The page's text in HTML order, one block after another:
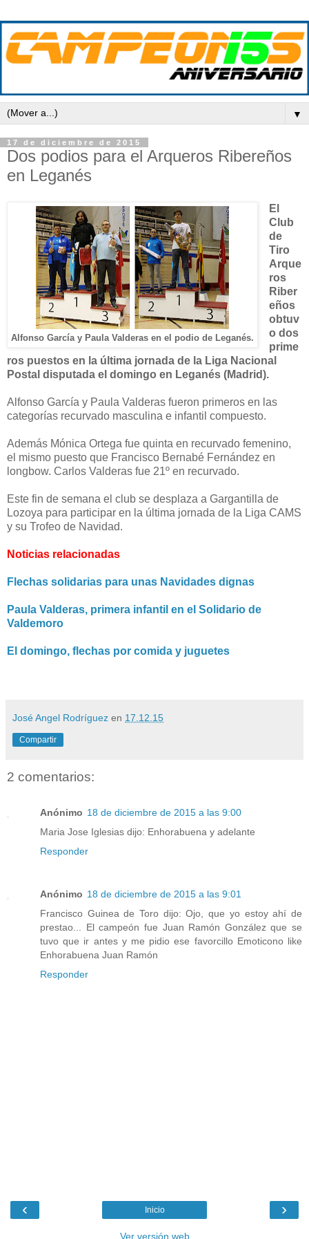
▼
17 de diciembre de 2015
Dos podios para el Arqueros Ribereños
en Leganés
Alfonso García y Paula Valderas en el podio de Leganés.
El
Club
de
Tiro
Arque
ros
Riber
eños
obtuv
o dos
prime
ros puestos en la última jornada de la Liga Nacional
Postal disputada el domingo en Leganés (Madrid).
Alfonso García y Paula Valderas fueron primeros en las
categorías recurvado masculina e infantil compuesto.
Además Mónica Ortega fue quinta en recurvado femenino,
el mismo puesto que Francisco Bernabé Fernández en
longbow. Carlos Valderas fue 21º en recurvado.
Este fin de semana el club se desplaza a Gargantilla de
Lozoya para participar en la última jornada de la Liga CAMS
y su Trofeo de Navidad.
Noticias relacionadas
Flechas solidarias para unas Navidades dignas
Paula Valderas, primera infantil en el Solidario de
Valdemoro
El domingo, flechas por comida y juguetes
José Angel Rodríguez en 17.12.15
Compartir
2 comentarios:
Anónimo 18 de diciembre de 2015 a las 9:00
Maria Jose Iglesias dijo: Enhorabuena y adelante
Responder
Anónimo 18 de diciembre de 2015 a las 9:01
Francisco Guinea de Toro dijo: Ojo, que yo estoy ahí de
prestao... El campeón fue Juan Ramón González que se
tuvo que ir antes y me pidio ese favorcillo Emoticono like
Enhorabuena Juan Ramón
Responder
‹ ›
Inicio
Ver versión web